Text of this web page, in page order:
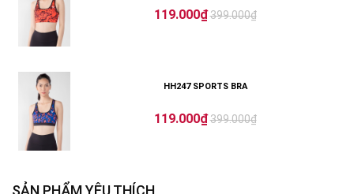
119.000₫399.000₫
HH247 SPORTS BRA
119.000₫399.000₫
SẢN PHẨM YÊU THÍCH